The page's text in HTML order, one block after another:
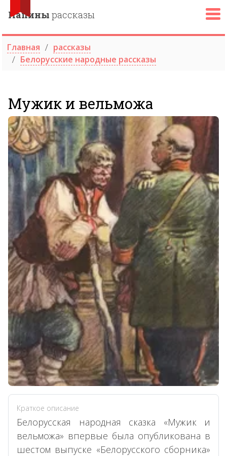
Папины рассказы
Главная
рассказы
Белорусские народные рассказы
Мужик и вельможа
Краткое описание
Белорусская народная сказка «Мужик и
вельможа» впервые была опубликована в
шестом выпуске «Белорусского сборника»